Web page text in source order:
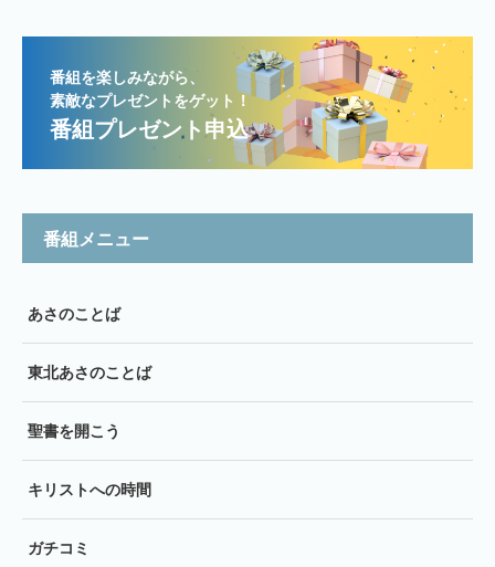
番組を楽しみながら、
素敵なプレゼントをゲット！
番組プレゼント申込
番組メニュー
あさのことば
東北あさのことば
聖書を開こう
キリストへの時間
ガチコミ